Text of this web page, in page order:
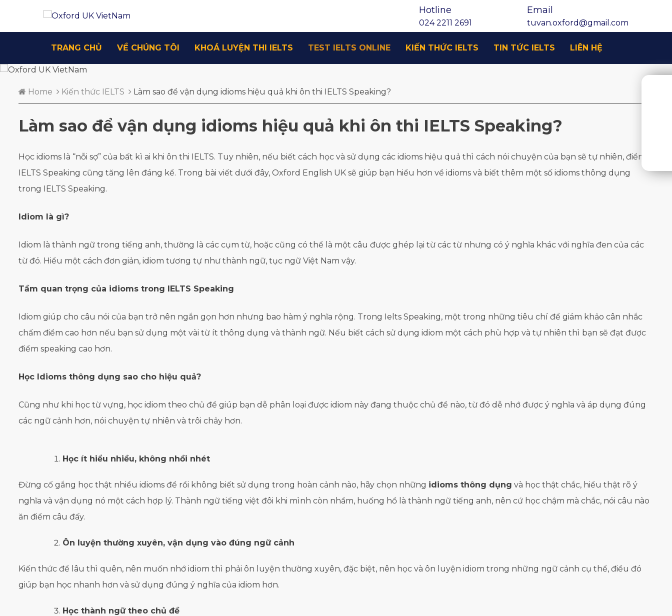
Hotline
024 2211 2691
Email
tuvan.oxford@gmail.com
TRANG CHỦ VỀ CHÚNG TÔI KHOÁ LUYỆN THI IELTS TEST IELTS ONLINE KIẾN THỨC IELTS TIN TỨC IELTS LIÊN HỆ
Home Kiến thức IELTS Làm sao để vận dụng idioms hiệu quả khi ôn thi IELTS Speaking?
Làm sao để vận dụng idioms hiệu quả khi ôn thi IELTS Speaking?
Học idioms là “nỗi sợ” của bất kì ai khi ôn thi IELTS. Tuy nhiên, nếu biết cách học và sử dụng các idioms hiệu quả thì cách nói chuyện của bạn sẽ tự nhiên, điểm
IELTS Speaking cũng tăng lên đáng kể. Trong bài viết dưới đây, Oxford English UK sẽ giúp bạn hiểu hơn về idioms và biết thêm một số idioms thông dụng
trong IELTS Speaking.
Idiom là gì?
Idiom là thành ngữ trong tiếng anh, thường là các cụm từ, hoặc cũng có thể là một câu được ghép lại từ các từ nhưng có ý nghĩa khác với nghĩa đen của các
từ đó. Hiểu một cách đơn giản, idiom tương tự như thành ngữ, tục ngữ Việt Nam vậy.
Tầm quan trọng của idioms trong IELTS Speaking
Idiom giúp cho câu nói của bạn trở nên ngắn gọn hơn nhưng bao hàm ý nghĩa rộng. Trong Ielts Speaking, một trong những tiêu chí để giám khảo cân nhắc
chấm điểm cao hơn nếu bạn sử dụng một vài từ ít thông dụng và thành ngữ. Nếu biết cách sử dụng idiom một cách phù hợp và tự nhiên thì bạn sẽ đạt được
điểm speaking cao hơn.
Học Idioms thông dụng sao cho hiệu quả?
Cũng như khi học từ vựng, học idiom theo chủ đề giúp bạn dễ phân loại được idiom này đang thuộc chủ đề nào, từ đó dễ nhớ được ý nghĩa và áp dụng đúng
các ngữ cảnh hơn, nói chuyện tự nhiên và trôi chảy hơn.
Học ít hiểu nhiều, không nhồi nhét
Đừng cố gắng học thật nhiều idioms để rồi không biết sử dụng trong hoàn cảnh nào, hãy chọn những idioms thông dụng và học thật chắc, hiểu thật rõ ý
nghĩa và vận dụng nó một cách hợp lý. Thành ngữ tiếng việt đôi khi mình còn nhầm, huống hồ là thành ngữ tiếng anh, nên cứ học chậm mà chắc, nói câu nào
ăn điểm câu đấy.
Ôn luyện thường xuyên, vận dụng vào đúng ngữ cảnh
Kiến thức để lâu thì quên, nên muốn nhớ idiom thì phải ôn luyện thường xuyên, đặc biệt, nên học và ôn luyện idiom trong những ngữ cảnh cụ thể, điều đó
giúp bạn học nhanh hơn và sử dụng đúng ý nghĩa của idiom hơn.
Học thành ngữ theo chủ đề